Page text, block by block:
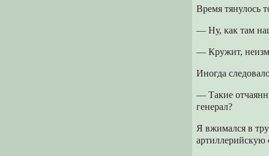
Время тянулось
— Ну, как там
— Кружит,
Иногда
— Такие
генерал?
Я вжимался в
артиллерийскую